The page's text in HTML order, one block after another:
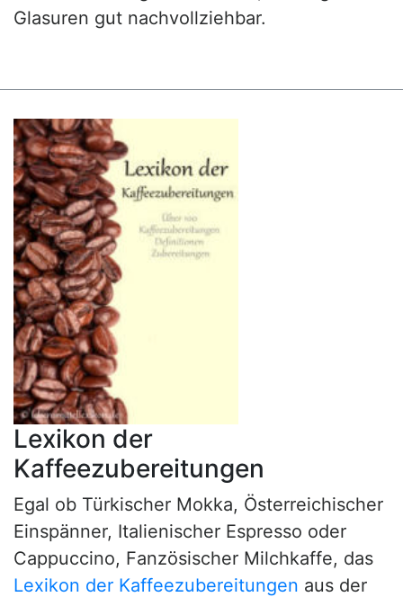
Glasuren gut nachvollziehbar.
Lexikon der
Kaffeezubereitungen
Egal ob Türkischer Mokka, Österreichischer
Einspänner, Italienischer Espresso oder
Cappuccino, Fanzösischer Milchkaffe, das
Lexikon der Kaffeezubereitungen aus der